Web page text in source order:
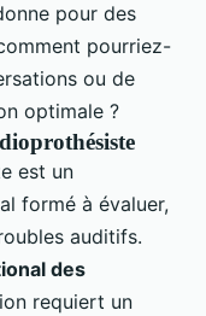
pour des
pourriez-
ou de
optimale ?
est un
formé à évaluer,
auditifs.
des
requiert un